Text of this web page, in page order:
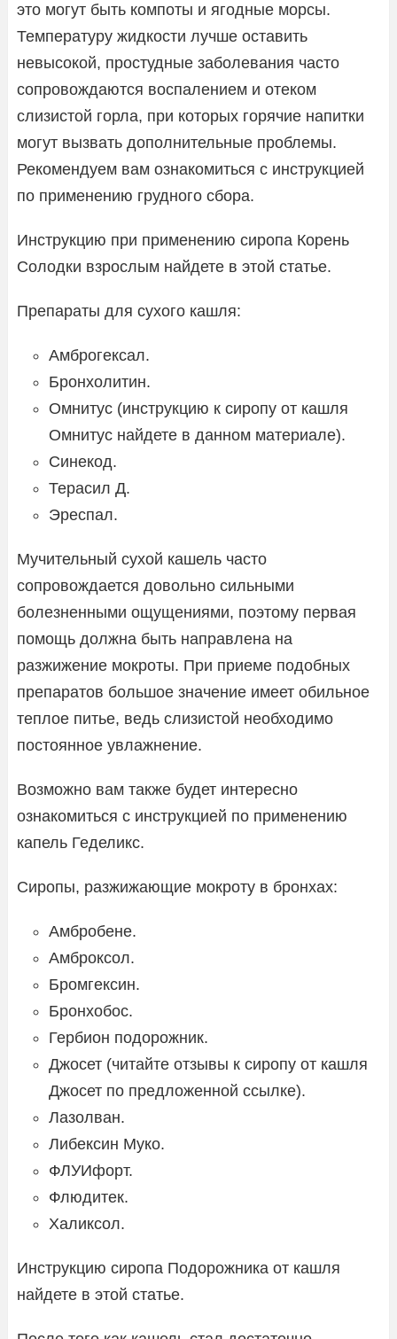
это могут быть компоты и ягодные морсы.
Температуру жидкости лучше оставить
невысокой, простудные заболевания часто
сопровождаются воспалением и отеком
слизистой горла, при которых горячие напитки
могут вызвать дополнительные проблемы.
Рекомендуем вам ознакомиться с инструкцией
по применению грудного сбора.
Инструкцию при применению сиропа Корень
Солодки взрослым найдете в этой статье.
Препараты для сухого кашля:
Амброгексал.
Бронхолитин.
Омнитус (инструкцию к сиропу от кашля
Омнитус найдете в данном материале).
Синекод.
Терасил Д.
Эреспал.
Мучительный сухой кашель часто
сопровождается довольно сильными
болезненными ощущениями, поэтому первая
помощь должна быть направлена на
разжижение мокроты. При приеме подобных
препаратов большое значение имеет обильное
теплое питье, ведь слизистой необходимо
постоянное увлажнение.
Возможно вам также будет интересно
ознакомиться с инструкцией по применению
капель Геделикс.
Сиропы, разжижающие мокроту в бронхах:
Амбробене.
Амброксол.
Бромгексин.
Бронхобос.
Гербион подорожник.
Джосет (читайте отзывы к сиропу от кашля
Джосет по предложенной ссылке).
Лазолван.
Либексин Муко.
ФЛУИфорт.
Флюдитек.
Халиксол.
Инструкцию сиропа Подорожника от кашля
найдете в этой статье.